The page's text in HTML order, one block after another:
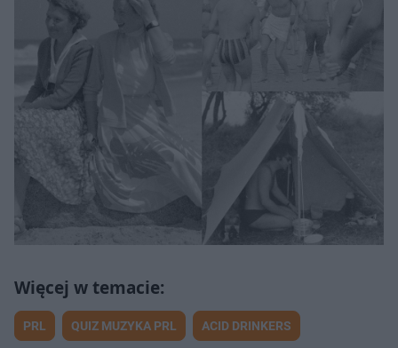
PRL QUIZ MUZYKA PRL ACID DRINKERS